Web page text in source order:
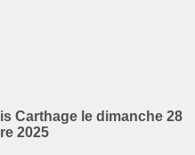
Carthage le dimanche 28
2025